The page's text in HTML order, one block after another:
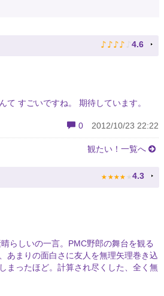
♪ ♪ ♪ ♪ ♪ 4.6
て すごいですね。 期待しています。
0 2012/10/23 22:22
観たい！一覧へ
★ ★ ★ ★ ★ 4.3
らしいの一言。PMC野郎の舞台を観る
あまりの面白さに友人を無理矢理巻き込
まったほど。計算され尽くした、全く無